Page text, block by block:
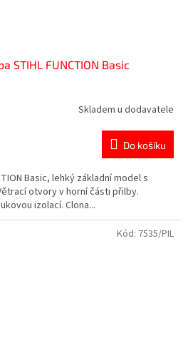
STIHL FUNCTION Basic
Skladem u dodavatele
Do košíku
Basic, lehký základní model s
otvory v horní části přilby.
izolací. Clona...
Kód: 7535/PIL